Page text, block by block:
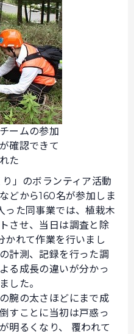
ームの参加
確認できて
た
」のボランティア活動
どから160名が参加しま
った同事業では、植栽木
させ、当日は調査と除
れて作業を行いまし
計測、記録を行った調
る成長の違いが分かっ
した。
腕の太さほどにまで成
すことに当初は戸惑っ
明るくなり、 覆われて